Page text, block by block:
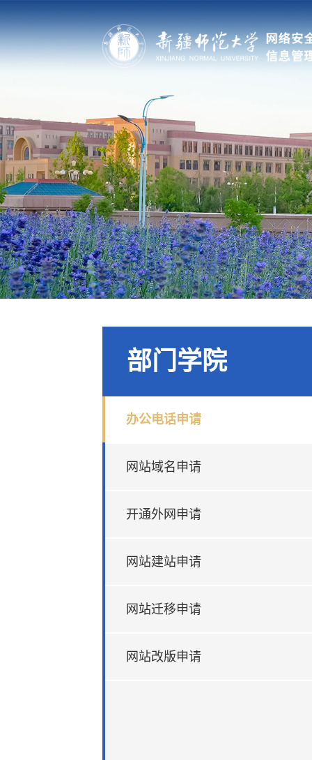
部门学院
办公电话申请
网站域名申请
开通外网申请
网站建站申请
网站迁移申请
网站改版申请